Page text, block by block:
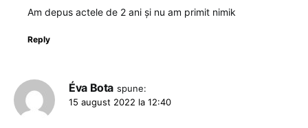
Am depus actele de 2 ani și nu am primit nimik
Reply
Éva Bota spune:
15 august 2022 la 12:40